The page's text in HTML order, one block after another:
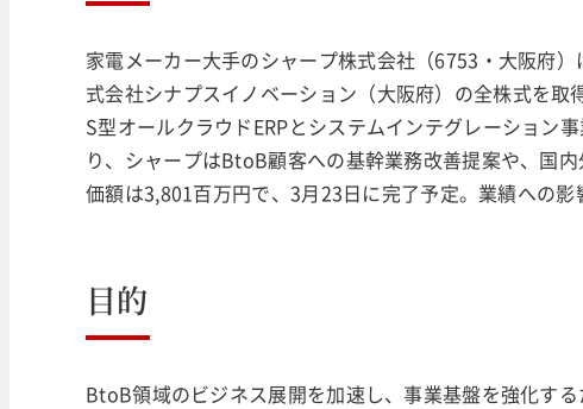
家電メーカー大手のシャープ株式会社（6753・大阪府
式会社シナプスイノベーション（大阪府）の全株式を
S型オールクラウドERPとシステムインテグレーション
り、シャープはBtoB顧客への基幹業務改善提案や、国
価額は3,801百万円で、3月23日に完了予定。業績への影
目的
BtoB領域のビジネス展開を加速し、事業基盤を強化する